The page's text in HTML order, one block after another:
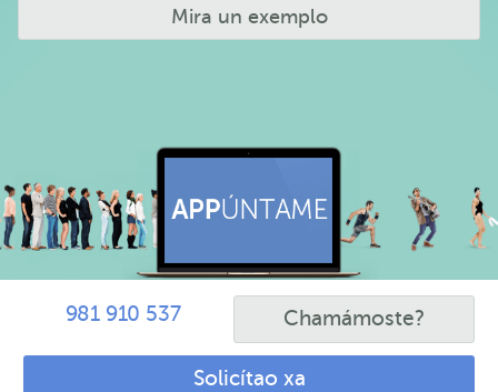
Mira un exemplo
981 910 537 Chamámoste?
Solicítao xa